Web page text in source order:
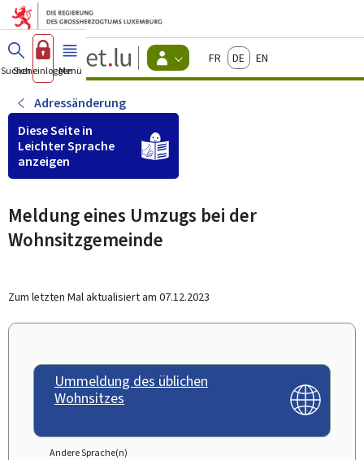
Zum Hauptmenü
Zum Inhalt
Guichet.lu
Changer
d'espace
Menu
actif
FrançaisDeutschEnglish
Suchen
Sich einloggen
Menü Haupt-
Adressänderung
Diese Seite in
Leichter Sprache
anzeigen
Meldung eines Umzugs bei der
Wohnsitzgemeinde
Zum letzten Mal aktualisiert am 07.12.2023
Ummeldung des üblichen
Wohnsitzes
Andere Sprache(n)